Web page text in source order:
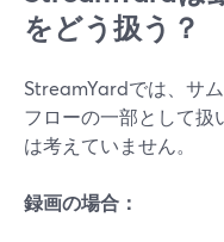
をどう扱う？
StreamYardでは、サ
フローの一部として扱
は考えていません。
録画の場合：